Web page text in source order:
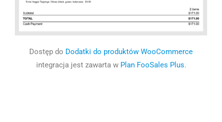
Dostęp do Dodatki do produktów WooCommerce
integracja jest zawarta w Plan FooSales Plus.